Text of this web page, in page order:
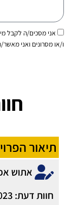
הסכמהאני מסכים/ה לקבל
ו/או מסרונים ואני
תיאור
אתוש
חוות דעת: 06/07/2023